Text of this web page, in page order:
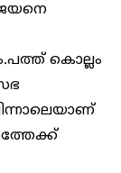
കൊല്ലം